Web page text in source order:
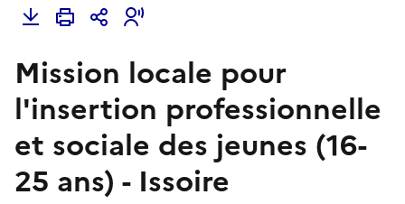
Mission locale pour
l'insertion professionnelle
et sociale des jeunes (16-
25 ans) - Issoire